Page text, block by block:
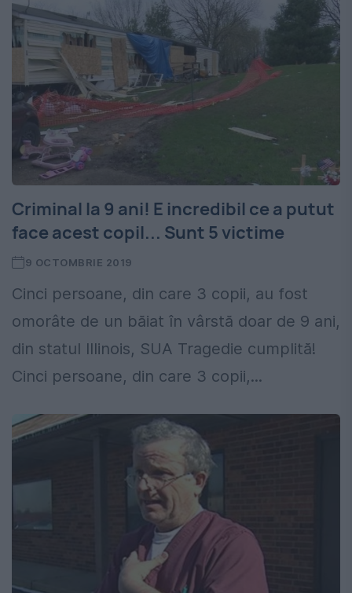
Criminal la 9 ani! E incredibil ce a putut
face acest copil... Sunt 5 victime
9 OCTOMBRIE 2019
Cinci persoane, din care 3 copii, au fost
omorâte de un băiat în vârstă doar de 9 ani,
din statul Illinois, SUA Tragedie cumplită!
Cinci persoane, din care 3 copii,...